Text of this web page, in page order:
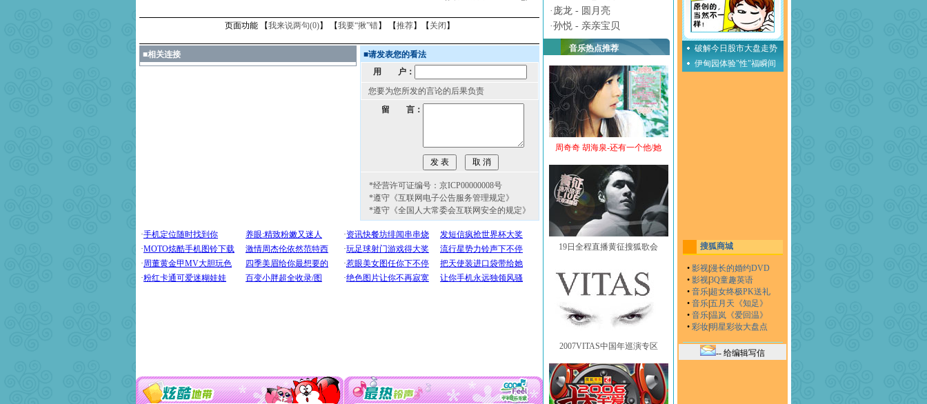
页面功能 【我来说两句(0)】 【我要“揪”错】 【推荐】【 关闭 】
■相关连接 ■请发表您的看法
用 户：
您要为您所发的言论的后果负责
留 言：
*经营许可证编号：京ICP00000008号
*遵守《互联网电子公告服务管理规定》
*遵守《全国人大常委会互联网安全的规定》
· 庞龙 - 圆月亮
·孙悦 - 亲亲宝贝
音乐热点推荐
周奇奇 胡海泉-还有一个他/她
19日全程直播黄征搜狐歌会
2007VITAS中国年巡演专区
破解今日股市大盘走势
伊甸园体验"性"福瞬间
搜狐商城
• 影视漫长的婚约DVD
• 影视3Q童趣英语
• 音乐 超女终极PK送礼
• 音乐五月天《知足》
• 音乐温岚《爱回温》
• 彩妆明星彩妆大盘点
-- 给编辑写信